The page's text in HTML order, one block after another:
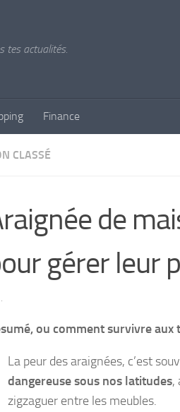
tes actualités.
Finance
CLASSÉ
de
gérer leur
·
ou comment survivre aux
La peur des araignées, c’est
dangereuse sous nos latitudes,
zigzaguer entre les meubles.